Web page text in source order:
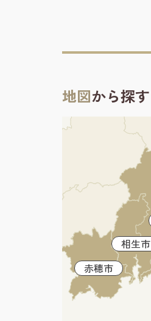
地図から探す
相生市
赤穂市